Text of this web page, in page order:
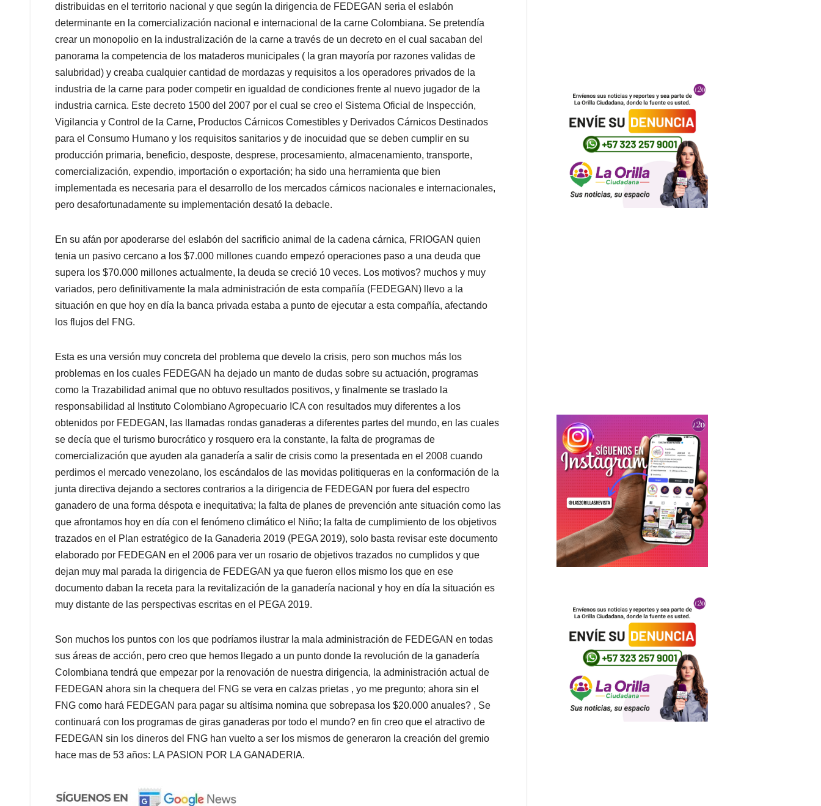
distribuidas en el territorio nacional y que según la dirigencia de FEDEGAN seria el eslabón
determinante en la comercialización nacional e internacional de la carne Colombiana. Se pretendía
crear un monopolio en la industralización de la carne a través de un decreto en el cual sacaban del
panorama la competencia de los mataderos municipales ( la gran mayoría por razones validas de
salubridad) y creaba cualquier cantidad de mordazas y requisitos a los operadores privados de la
industria de la carne para poder competir en igualdad de condiciones frente al nuevo jugador de la
industria carnica. Este decreto 1500 del 2007 por el cual se creo el Sistema Oficial de Inspección,
Vigilancia y Control de la Carne, Productos Cárnicos Comestibles y Derivados Cárnicos Destinados
para el Consumo Humano y los requisitos sanitarios y de inocuidad que se deben cumplir en su
producción primaria, beneficio, desposte, desprese, procesamiento, almacenamiento, transporte,
comercialización, expendio, importación o exportación; ha sido una herramienta que bien
implementada es necesaria para el desarrollo de los mercados cárnicos nacionales e internacionales,
pero desafortunadamente su implementación desató la debacle.
En su afán por apoderarse del eslabón del sacrificio animal de la cadena cárnica, FRIOGAN quien
tenia un pasivo cercano a los $7.000 millones cuando empezó operaciones paso a una deuda que
supera los $70.000 millones actualmente, la deuda se creció 10 veces. Los motivos? muchos y muy
variados, pero definitivamente la mala administración de esta compañía (FEDEGAN) llevo a la
situación en que hoy en día la banca privada estaba a punto de ejecutar a esta compañía, afectando
los flujos del FNG.
Esta es una versión muy concreta del problema que develo la crisis, pero son muchos más los
problemas en los cuales FEDEGAN ha dejado un manto de dudas sobre su actuación, programas
como la Trazabilidad animal que no obtuvo resultados positivos, y finalmente se traslado la
responsabilidad al Instituto Colombiano Agropecuario ICA con resultados muy diferentes a los
obtenidos por FEDEGAN, las llamadas rondas ganaderas a diferentes partes del mundo, en las cuales
se decía que el turismo burocrático y rosquero era la constante, la falta de programas de
comercialización que ayuden ala ganadería a salir de crisis como la presentada en el 2008 cuando
perdimos el mercado venezolano, los escándalos de las movidas politiqueras en la conformación de la
junta directiva dejando a sectores contrarios a la dirigencia de FEDEGAN por fuera del espectro
ganadero de una forma déspota e inequitativa; la falta de planes de prevención ante situación como las
que afrontamos hoy en día con el fenómeno climático el Niño; la falta de cumplimiento de los objetivos
trazados en el Plan estratégico de la Ganaderia 2019 (PEGA 2019), solo basta revisar este documento
elaborado por FEDEGAN en el 2006 para ver un rosario de objetivos trazados no cumplidos y que
dejan muy mal parada la dirigencia de FEDEGAN ya que fueron ellos mismo los que en ese
documento daban la receta para la revitalización de la ganadería nacional y hoy en día la situación es
muy distante de las perspectivas escritas en el PEGA 2019.
Son muchos los puntos con los que podríamos ilustrar la mala administración de FEDEGAN en todas
sus áreas de acción, pero creo que hemos llegado a un punto donde la revolución de la ganadería
Colombiana tendrá que empezar por la renovación de nuestra dirigencia, la administración actual de
FEDEGAN ahora sin la chequera del FNG se vera en calzas prietas , yo me pregunto; ahora sin el
FNG como hará FEDEGAN para pagar su altísima nomina que sobrepasa los $20.000 anuales? , Se
continuará con los programas de giras ganaderas por todo el mundo? en fin creo que el atractivo de
FEDEGAN sin los dineros del FNG han vuelto a ser los mismos de generaron la creación del gremio
hace mas de 53 años: LA PASION POR LA GANADERIA.